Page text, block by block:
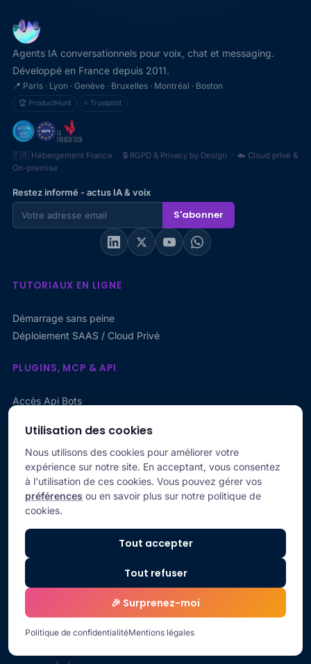
Agents IA conversationnels pour voix, chat et messaging.
Développé en France depuis 2011.
📍 Paris · Lyon · Genève · Bruxelles · Montréal · Boston
🏆 ProductHunt ⭐ Trustpilot
🇫🇷 Hébergement France · 🔒 RGPD & Privacy by Design · ☁️ Cloud privé &
On-premise
Restez informé - actus IA & voix
S'abonner
TUTORIAUX EN LIGNE
Démarrage sans peine
Déploiement SAAS / Cloud Privé
PLUGINS, MCP & API
Accès Api Bots
Intégration N8N, Make
POUR ALLER PLUS LOIN
Livre blanc
Partenariat
La presse en parle
Salons & Événements
SUPPORT
Gérer mon assistant
État des services 🟢
Utilisation des cookies
Nous utilisons des cookies pour améliorer votre
expérience sur notre site. En acceptant, vous consentez
à l'utilisation de ces cookies. Vous pouvez gérer vos
préférences ou en savoir plus sur notre politique de
cookies.
Tout accepter
Tout refuser
🎉 Surprenez-moi
Politique de confidentialitéMentions légales